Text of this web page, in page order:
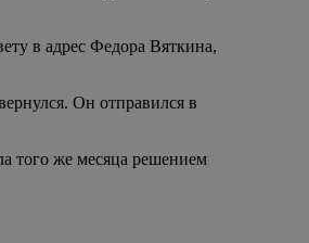
в адрес Федора Вяткина,
Он отправился в
того же месяца решением